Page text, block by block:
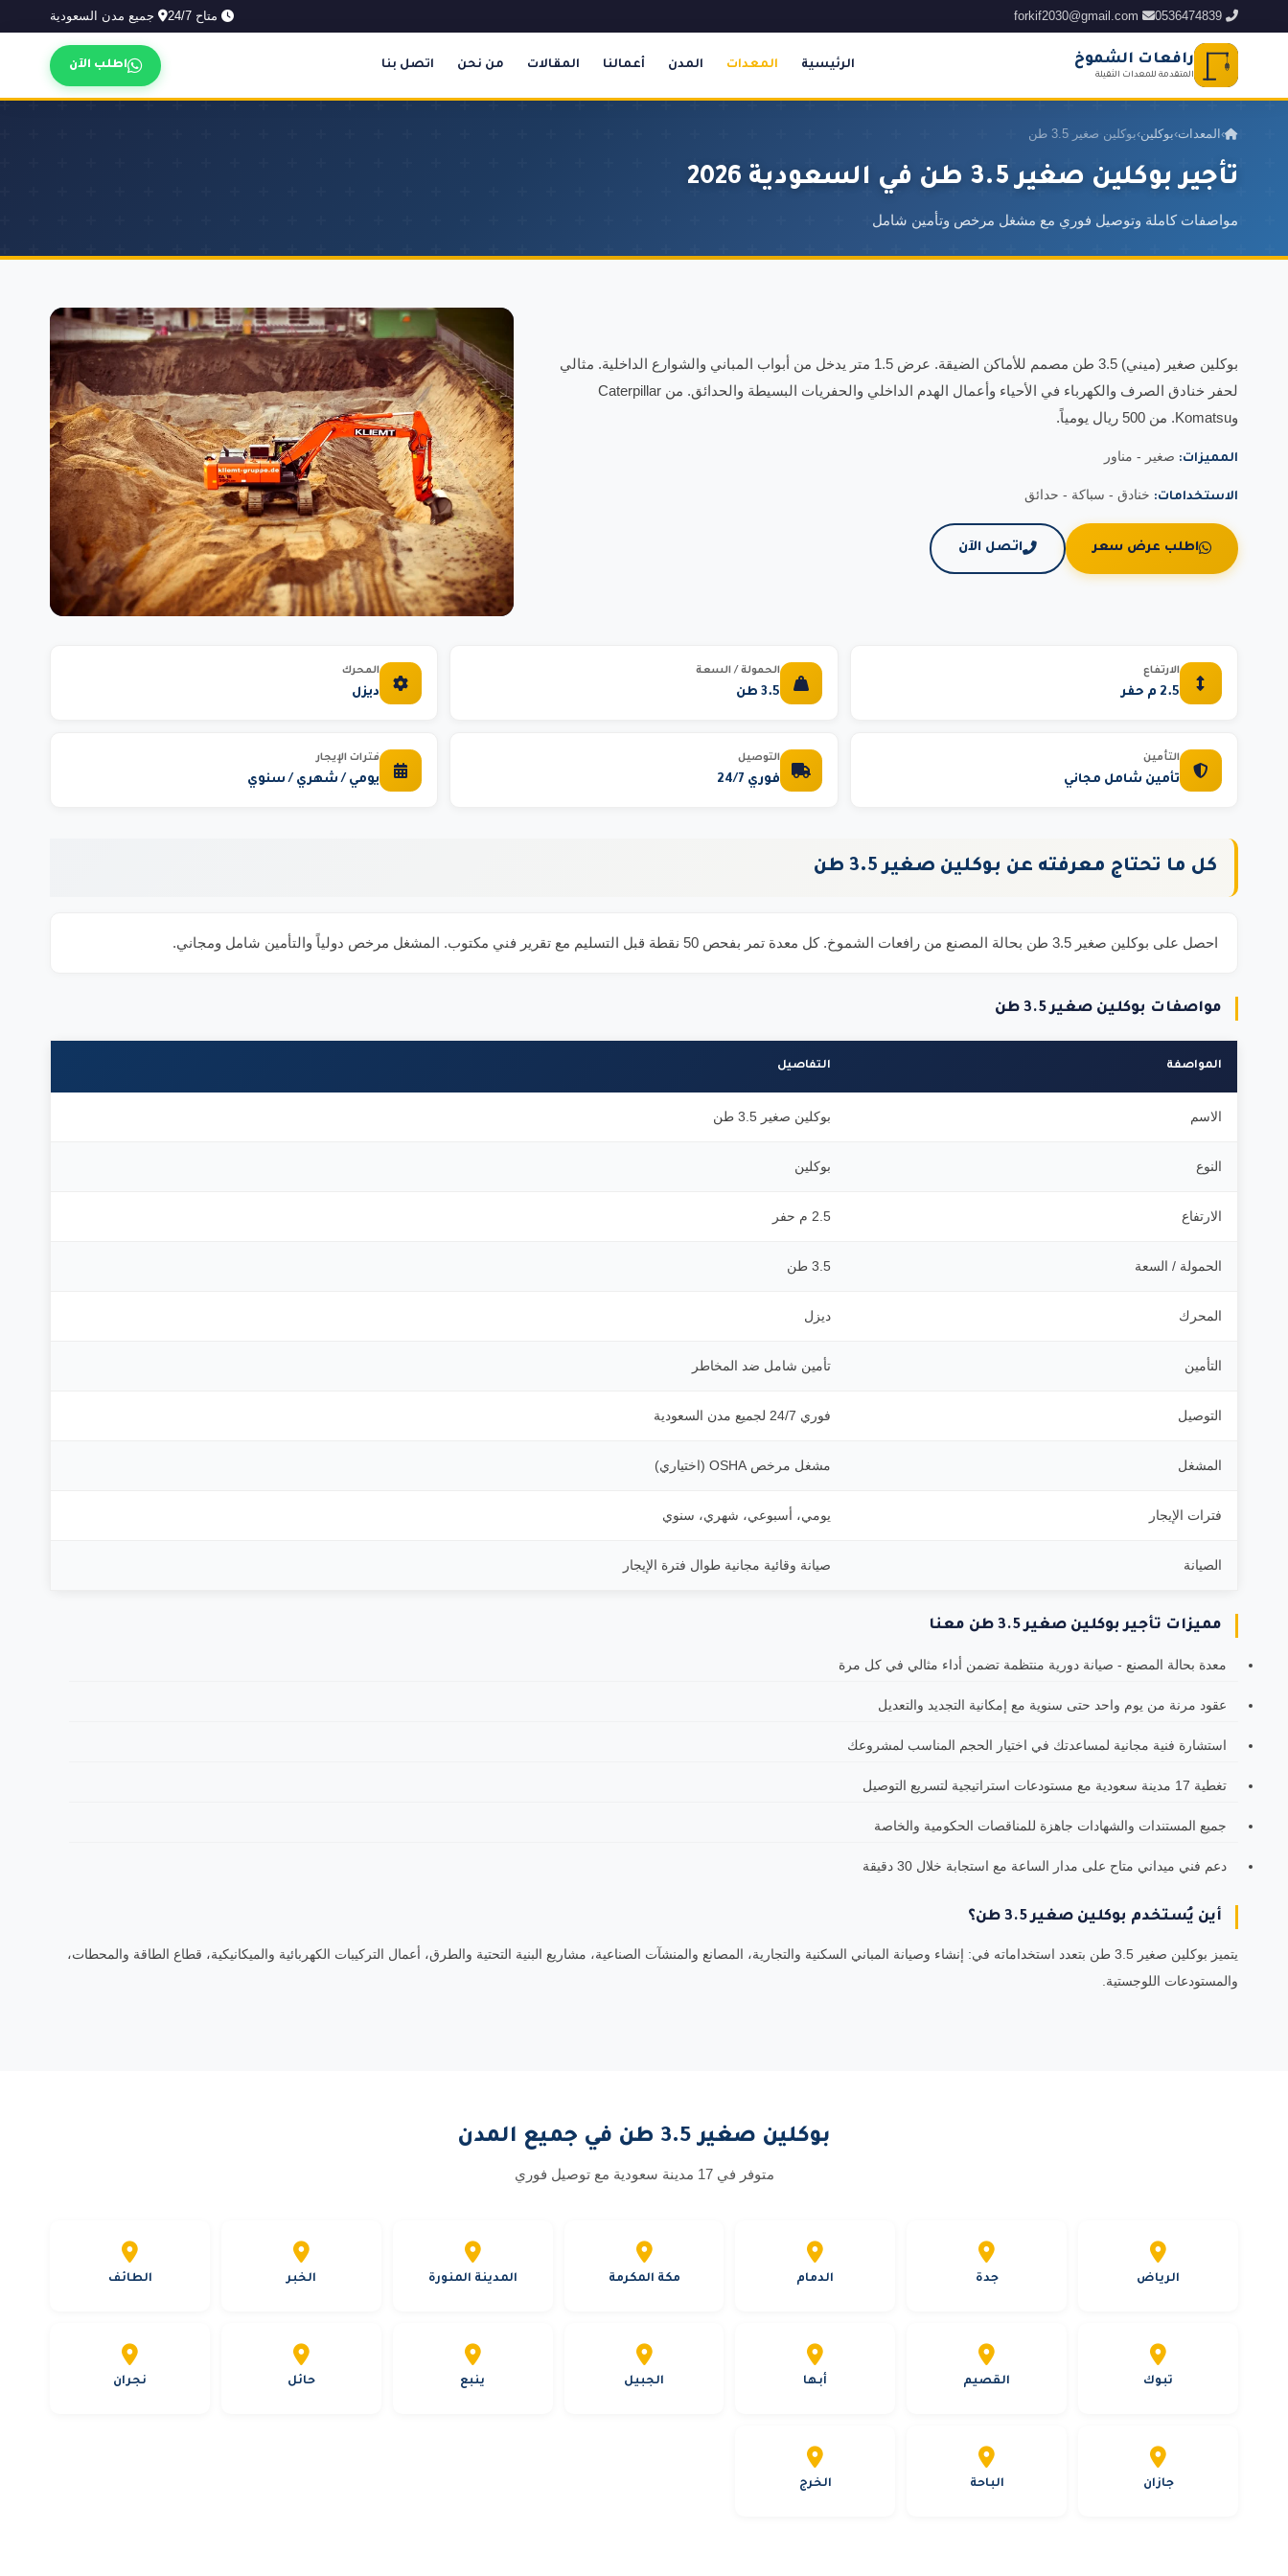
0536474839
forkif2030@gmail.com متاح 24/7 جميع مدن السعودية
رافعات الشموخ
المتقدمة للمعدات الثقيلة
الرئيسية المعدات المدن أعمالنا المقالات من نحن اتصل بنا اطلب الآن
› المعدات›بوكلين›بوكلين صغير 3.5 طن
تأجير بوكلين صغير 3.5 طن في السعودية 2026
مواصفات كاملة وتوصيل فوري مع مشغل مرخص وتأمين شامل
بوكلين صغير (ميني) 3.5 طن مصمم للأماكن الضيقة. عرض 1.5 متر يدخل من أبواب المباني والشوارع الداخلية. مثالي
لحفر خنادق الصرف والكهرباء في الأحياء وأعمال الهدم الداخلي والحفريات البسيطة والحدائق. من Caterpillar
وKomatsu. من 500 ريال يومياً.
المميزات: صغير - مناور
الاستخدامات: خنادق - سباكة - حدائق
اطلب عرض سعر اتصل الآن
الارتفاع
2.5 م حفر
الحمولة / السعة
3.5 طن
المحرك
ديزل
التأمين
تأمين شامل مجاني
التوصيل
فوري 24/7
فترات الإيجار
يومي / شهري / سنوي
كل ما تحتاج معرفته عن بوكلين صغير 3.5 طن
احصل على بوكلين صغير 3.5 طن بحالة المصنع من رافعات الشموخ. كل معدة تمر بفحص 50 نقطة قبل التسليم مع تقرير فني مكتوب. المشغل مرخص دولياً والتأمين شامل ومجاني.
مواصفات بوكلين صغير 3.5 طن
المواصفة التفاصيل
الاسم بوكلين صغير 3.5 طن
النوع بوكلين
الارتفاع 2.5 م حفر
الحمولة / السعة 3.5 طن
المحرك ديزل
التأمين تأمين شامل ضد المخاطر
التوصيل فوري 24/7 لجميع مدن السعودية
المشغل مشغل مرخص OSHA (اختياري)
فترات الإيجار يومي، أسبوعي، شهري، سنوي
الصيانة صيانة وقائية مجانية طوال فترة الإيجار
مميزات تأجير بوكلين صغير 3.5 طن معنا
معدة بحالة المصنع - صيانة دورية منتظمة تضمن أداء مثالي في كل مرة
عقود مرنة من يوم واحد حتى سنوية مع إمكانية التجديد والتعديل
استشارة فنية مجانية لمساعدتك في اختيار الحجم المناسب لمشروعك
تغطية 17 مدينة سعودية مع مستودعات استراتيجية لتسريع التوصيل
جميع المستندات والشهادات جاهزة للمناقصات الحكومية والخاصة
دعم فني ميداني متاح على مدار الساعة مع استجابة خلال 30 دقيقة
أين يُستخدم بوكلين صغير 3.5 طن؟
يتميز بوكلين صغير 3.5 طن بتعدد استخداماته في: إنشاء وصيانة المباني السكنية والتجارية، المصانع والمنشآت الصناعية، مشاريع البنية التحتية والطرق، أعمال التركيبات الكهربائية والميكانيكية، قطاع الطاقة والمحطات،
والمستودعات اللوجستية.
بوكلين صغير 3.5 طن في جميع المدن
متوفر في 17 مدينة سعودية مع توصيل فوري
الرياض جدة الدمام مكة المكرمة المدينة المنورة الخبر الطائف
تبوك القصيم أبها الجبيل ينبع حائل نجران
جازان الباحة الخرج